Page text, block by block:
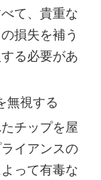
て、貴重な
損失を補う
る必要があ
無視する
チップを屋
イアンスの
って有毒な